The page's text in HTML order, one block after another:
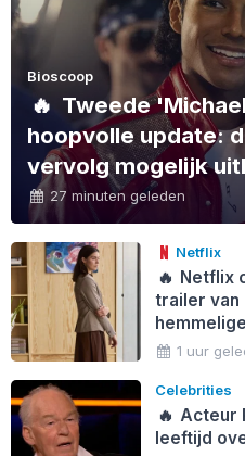
Bioscoop
🔥 Tweede
hoopvolle update:
vervolg mogelijk
27 minuten geleden
Netflix
🔥 Netflix
trailer van
1 uur
Celebrities
🔥 Acteur
leeftijd